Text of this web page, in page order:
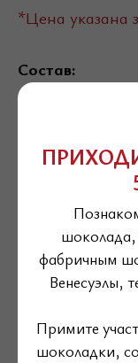
шоколада,
фабричным
Венесуэлы,
Примите
шоколадки,
*Цена указана
Состав:
100% кокосовая
Калорийность
Белки 15
Углеводы 21
Ккал 633
Масса нетто:
Срок годности:
месяц